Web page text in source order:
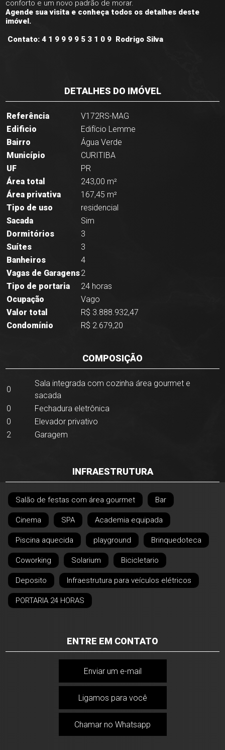
conforto e um novo padrão de morar.
Agende sua visita e conheça todos os detalhes deste
imóvel.
Contato: 4 1 9 9 9 9 5 3 1 0 9 Rodrigo Silva
DETALHES DO IMÓVEL
Referência
V172RS-MAG
Edificio
Edifício Lemme
Bairro
Água Verde
Município
CURITIBA
UF
PR
Área total
243,00 m²
Área privativa
167,45 m²
Tipo de uso
residencial
Sacada
Sim
Dormitórios
3
Suítes
3
Banheiros
4
Vagas de Garagens2
Tipo de portaria
24 horas
Ocupação
Vago
Valor total
R$ 3.888.932,47
Condomínio
R$ 2.679,20
COMPOSIÇÃO
0
Sala integrada com cozinha área gourmet e
sacada
0
Fechadura eletrônica
0
Elevador privativo
2
Garagem
INFRAESTRUTURA
Salão de festas com área gourmet Bar
Cinema SPA Academia equipada
Piscina aquecida playground Brinquedoteca
Coworking Solarium Bicicletario
Deposito Infraestrutura para veículos elétricos
PORTARIA 24 HORAS
ENTRE EM CONTATO
Enviar um e-mail
Ligamos para você
Chamar no Whatsapp